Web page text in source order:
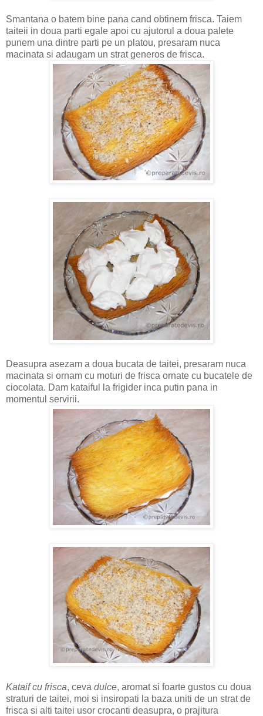
Smantana o batem bine pana cand obtinem frisca. Taiem
taiteii in doua parti egale apoi cu ajutorul a doua palete
punem una dintre parti pe un platou, presaram nuca
macinata si adaugam un strat generos de frisca.
Deasupra asezam a doua bucata de taitei, presaram nuca
macinata si ornam cu moturi de frisca ornate cu bucatele de
ciocolata. Dam kataiful la frigider inca putin pana in
momentul servirii.
Kataif cu frisca, ceva dulce, aromat si foarte gustos cu doua
straturi de taitei, moi si insiropati la baza uniti de un strat de
frisca si alti taitei usor crocanti deasupra, o prajitura